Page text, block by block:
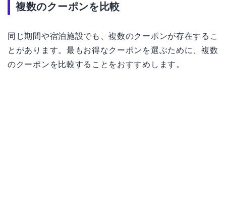
複数のクーポンを比較
同じ期間や宿泊施設でも、複数のクーポンが存在するこ
とがあります。最もお得なクーポンを選ぶために、複数
のクーポンを比較することをおすすめします。